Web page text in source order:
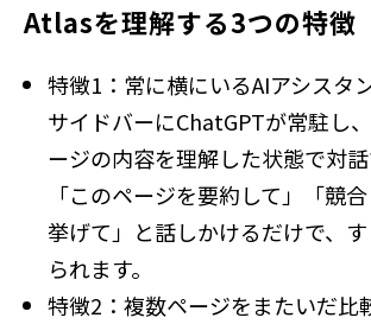
Atlasを理解する3つの特徴
特徴1：常に横にいるAIアシスタ
サイドバーにChatGPTが常駐し
ージの内容を理解した状態で対話
「このページを要約して」「競
挙げて」と話しかけるだけで、
られます。
特徴2：複数ページをまたいだ比